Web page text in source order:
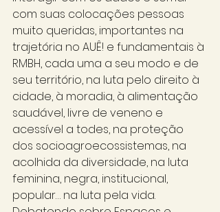
com suas colocações pessoas
muito queridas, importantes na
trajetória no AUÊ! e fundamentais à
RMBH, cada uma a seu modo e de
seu território, na luta pelo direito à
cidade, à moradia, à alimentação
saudável, livre de veneno e
acessível a todes, na proteção
dos socioagroecossistemas, na
acolhida da diversidade, na luta
feminina, negra, institucional,
popular… na luta pela vida.